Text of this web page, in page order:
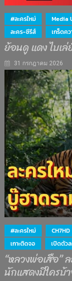
#ละครใหม่ Media
ละคร-ซีรีส์
เกร็ดค
ย้อนดู แดง ไบเ
31 กรกฎาคม 2026
#ละครใหม่ CH7HD
เกาะติดจอ
เปิดตัว
“หลวงพ่อเสือ”
นักแสดงมีใครบ้